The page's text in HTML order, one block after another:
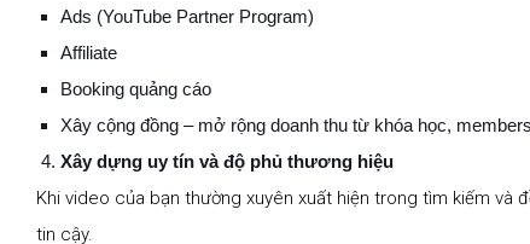
Ads (YouTube Partner Program)
Affiliate
Booking quảng cáo
Xây cộng đồng – mở rộng doanh thu từ khóa học,
Xây dựng uy tín và độ phủ thương hiệu
Khi video của bạn thường xuyên xuất hiện trong tìm kiếm và
tin cậy.